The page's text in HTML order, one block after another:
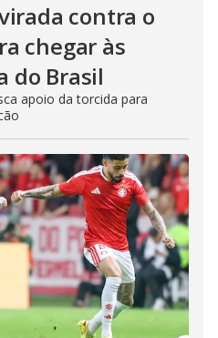
contra o
chegar às
do Brasil
apoio da torcida para